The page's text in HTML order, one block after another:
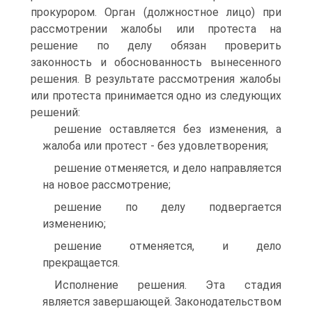
прокурором. Орган (должностное лицо) при
рассмотрении жалобы или протеста на
решение по делу обязан проверить
законность и обоснованность вынесенного
решения. В результате рассмотрения жалобы
или протеста принимается одно из следующих
решений:
решение оставляется без изменения, а
жалоба или протест - без удовлетворения;
решение отменяется, и дело направляется
на новое рассмотрение;
решение по делу подвергается
изменению;
решение отменяется, и дело
прекращается.
Исполнение решения. Эта стадия
является завершающей. Законодательством